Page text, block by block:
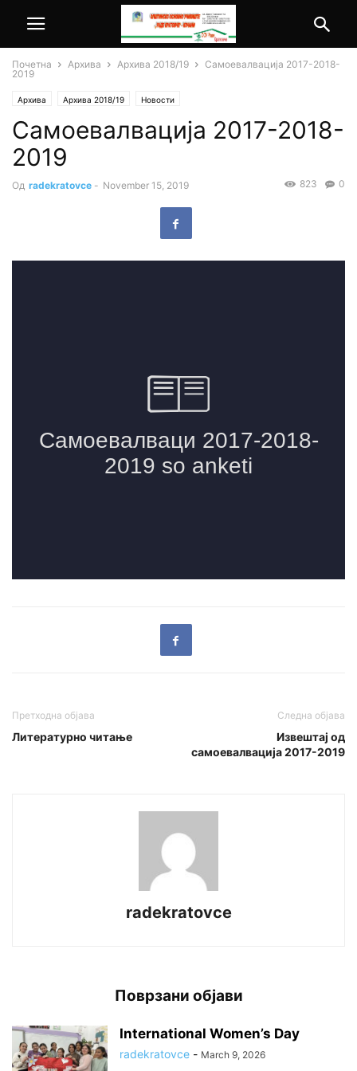
Почетна Архива Архива 2018/19
Самоевалвација 2017-2018-
2019
Архива Архива 2018/19 Новости
Самоевалвација 2017-2018-
2019
Од radekratovce - November 15, 2019 0
823
Претходна објава
Литературно читање
Следна објава
Извештај од
самоевалвација 2017-2019
radekratovce
Поврзани објави
International Women’s Day
radekratovce - March 9, 2026